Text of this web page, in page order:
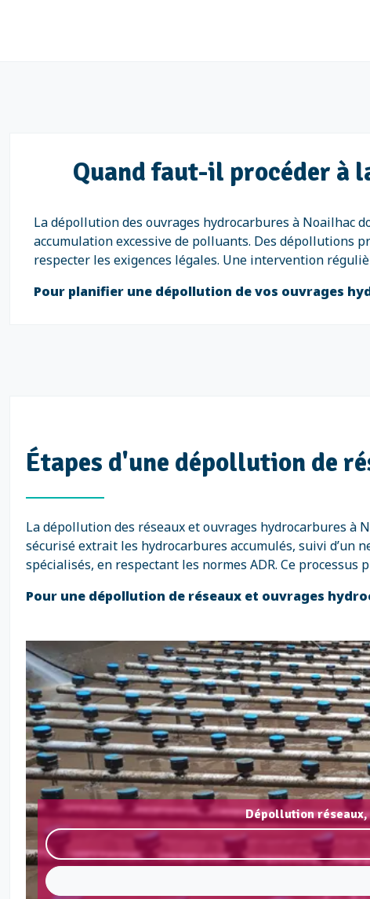
Quand faut-il procéder à
La dépollution des ouvrages hydrocarbures à Noailhac
accumulation excessive de polluants. Des dépollutions
respecter les exigences légales. Une intervention
Pour planifier une dépollution de vos ouvrages
Étapes d'une dépollution de
La dépollution des réseaux et ouvrages hydrocarbures
sécurisé extrait les hydrocarbures accumulés, suivi d’un
spécialisés, en respectant les normes ADR. Ce
Pour une dépollution de réseaux et ouvrages
Dépollution